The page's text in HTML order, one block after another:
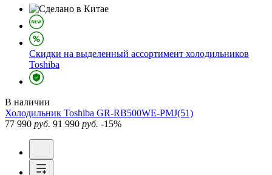
Скидки на выделенный ассортимент холодильников
Toshiba
В наличии
Холодильник Toshiba GR-RB500WE-PMJ(51)
77 990 руб. 91 990 руб. -15%